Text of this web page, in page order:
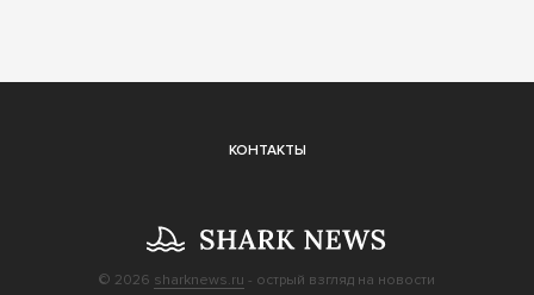
КОНТАКТЫ
© 2026 sharknews.ru - острый взгляд на новости